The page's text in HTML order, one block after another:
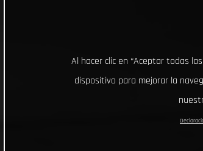
Al hacer clic en “Aceptar todas
dispositivo para mejorar la